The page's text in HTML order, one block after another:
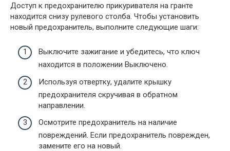
Доступ к предохранителю прикуривателя на гранте
находится снизу рулевого столба. Чтобы установить
новый предохранитель, выполните следующие шаги:
Выключите зажигание и убедитесь, что ключ
находится в положении Выключено.
Используя отвертку, удалите крышку
предохранителя скручивая в обратном
направлении.
Осмотрите предохранитель на наличие
повреждений. Если предохранитель поврежден,
замените его на новый.